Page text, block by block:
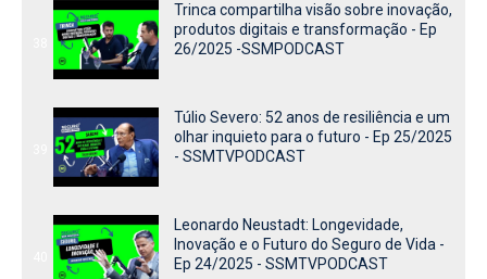
Trinca compartilha visão sobre inovação,
produtos digitais e transformação - Ep
26/2025 -SSMPODCAST
Túlio Severo: 52 anos de resiliência e um
olhar inquieto para o futuro - Ep 25/2025
- SSMTVPODCAST
Leonardo Neustadt: Longevidade,
Inovação e o Futuro do Seguro de Vida -
Ep 24/2025 - SSMTVPODCAST